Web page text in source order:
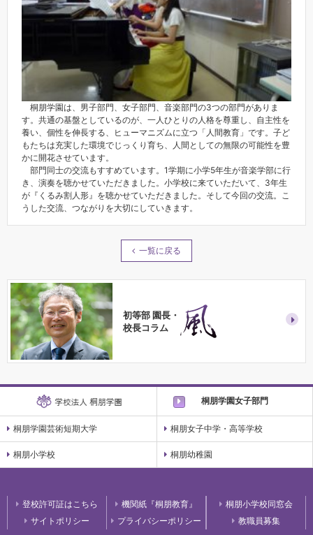
桐朋学園は、男子部門、女子部門、音楽部門の3つの部門がありま
す。共通の基盤としているのが、一人ひとりの人格を尊重し、自主性を
養い、個性を伸長する、ヒューマニズムに立つ「人間教育」です。子ど
もたちは充実した環境でじっくり育ち、人間としての無限の可能性を豊
かに開花させています。
部門同士の交流もすすめています。1学期に小学5年生が音楽学部に行
き、演奏を聴かせていただきました。小学校に来ていただいて、3年生
が『くるみ割人形』を聴かせていただきました。そして今回の交流。こ
うした交流、つながりを大切にしていきます。
一覧に戻る
初等部 園長・
校長コラム
桐朋学園女子部門
桐朋学園芸術短期大学 桐朋女子中学・高等学校
桐朋小学校 桐朋幼稚園
登校許可証はこちら 機関紙『桐朋教育』
桐朋小学校同窓会
サイトポリシー
プライバシーポリシー 教職員募集